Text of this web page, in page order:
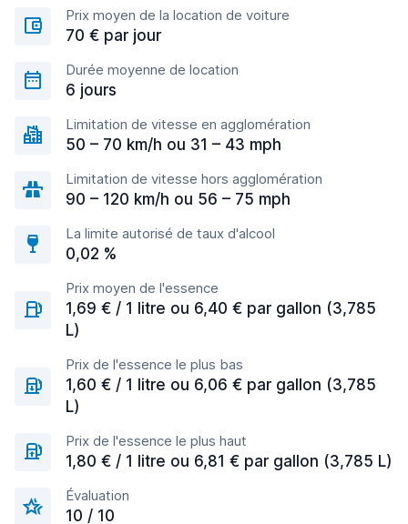
Prix moyen de la location de voiture
70 € par jour
Durée moyenne de location
6 jours
Limitation de vitesse en agglomération
50 – 70 km/h ou 31 – 43 mph
Limitation de vitesse hors agglomération
90 – 120 km/h ou 56 – 75 mph
La limite autorisé de taux d'alcool
0,02 %
Prix moyen de l'essence
1,69 € / 1 litre ou 6,40 € par gallon (3,785
L)
Prix de l'essence le plus bas
1,60 € / 1 litre ou 6,06 € par gallon (3,785
L)
Prix de l'essence le plus haut
1,80 € / 1 litre ou 6,81 € par gallon (3,785 L)
Évaluation
10 / 10